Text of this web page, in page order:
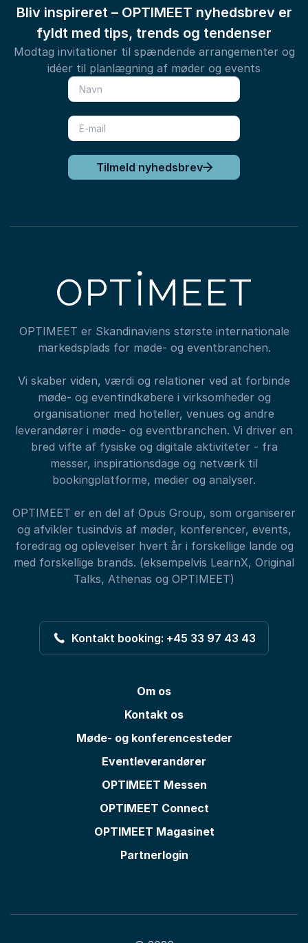
Bliv inspireret – OPTIMEET nyhedsbrev er
fyldt med tips, trends og tendenser
Modtag invitationer til spændende arrangementer og
idéer til planlægning af møder og events
Tilmeld nyhedsbrev
OPTIMEET er Skandinaviens største internationale
markedsplads for møde- og eventbranchen.
Vi skaber viden, værdi og relationer ved at forbinde
møde- og eventindkøbere i virksomheder og
organisationer med hoteller, venues og andre
leverandører i møde- og eventbranchen. Vi driver en
bred vifte af fysiske og digitale aktiviteter - fra
messer, inspirationsdage og netværk til
bookingplatforme, medier og analyser.
OPTIMEET er en del af Opus Group, som organiserer
og afvikler tusindvis af møder, konferencer, events,
foredrag og oplevelser hvert år i forskellige lande og
med forskellige brands. (eksempelvis LearnX, Original
Talks, Athenas og OPTIMEET)
Kontakt booking: +45 33 97 43 43
Om os
Kontakt os
Møde- og konferencesteder
Eventleverandører
OPTIMEET Messen
OPTIMEET Connect
OPTIMEET Magasinet
Partnerlogin